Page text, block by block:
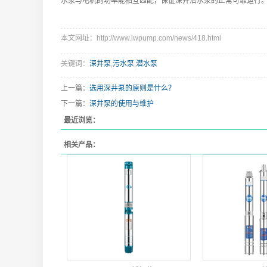
本文网址：http://www.lwpump.com/news/418.html
关键词： 深井泵,污水泵,潜水泵
上一篇： 选用深井泵的原则是什么？
下一篇： 深井泵的使用与维护
最近浏览：
相关产品：